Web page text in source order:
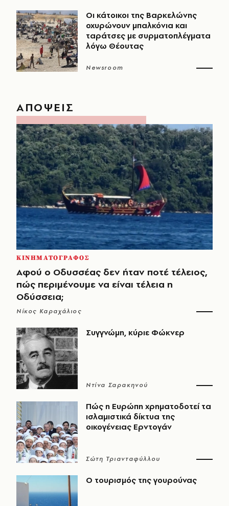
Οι κάτοικοι της Βαρκελώνης
οχυρώνουν μπαλκόνια και
ταράτσες με συρματοπλέγματα
λόγω Θέουτας
Newsroom
ΑΠΟΨΕΙΣ
ΚΙΝΗΜΑΤΟΓΡΑΦΟΣ
Αφού ο Οδυσσέας δεν ήταν ποτέ τέλειος,
πώς περιμένουμε να είναι τέλεια η
Οδύσσεια;
Νίκος Καραχάλιος
Συγγνώμη, κύριε Φώκνερ
Ντίνα Σαρακηνού
Πώς η Ευρώπη χρηματοδοτεί τα
ισλαμιστικά δίκτυα της
οικογένειας Ερντογάν
Σώτη Τριανταφύλλου
Ο τουρισμός της γουρούνας